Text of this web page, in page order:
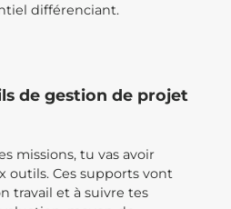
différenciant.
de gestion de projet
missions, tu vas avoir
outils. Ces supports vont
travail et à suivre tes